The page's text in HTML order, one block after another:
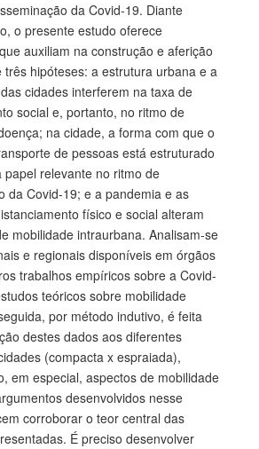
da Covid-19. Diante
o presente estudo oferece
auxiliam na construção e aferição
três hipóteses: a estrutura urbana e a
cidades interferem na taxa de
social e, portanto, no ritmo de
na cidade, a forma com que o
de pessoas está estruturado
papel relevante no ritmo de
da Covid-19; e a pandemia e as
físico e social alteram
mobilidade intraurbana. Analisam-se
e regionais disponíveis em órgãos
trabalhos empíricos sobre a Covid-
teóricos sobre mobilidade
por método indutivo, é feita
destes dados aos diferentes
(compacta x espraiada),
em especial, aspectos de mobilidade
desenvolvidos nesse
corroborar o teor central das
É preciso desenvolver